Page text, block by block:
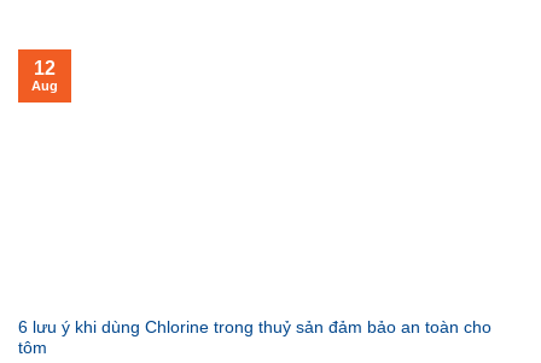
6 lưu ý khi dùng Chlorine trong thuỷ sản đảm bảo an toàn cho
tôm
12
Aug